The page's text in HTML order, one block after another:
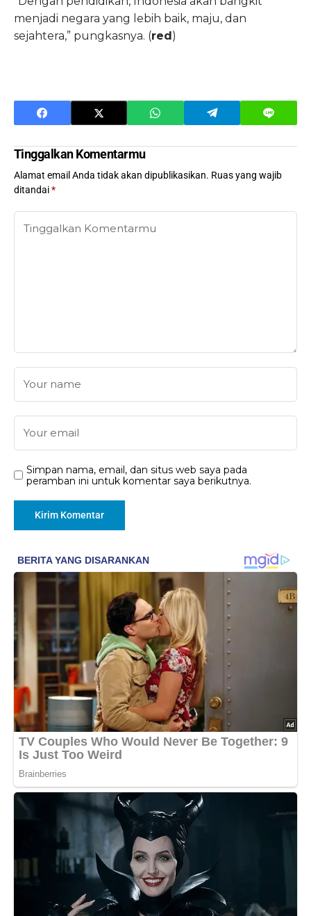
menjadi negara yang lebih baik, maju, dan
sejahtera,” pungkasnya. (red )
Tinggalkan Komentarmu
Alamat email Anda tidak akan dipublikasikan. Ruas yang wajib
ditandai*
Simpan nama, email, dan situs web saya pada
peramban ini untuk komentar saya berikutnya.